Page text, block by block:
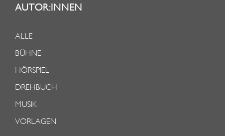
AUTOR:INNEN
ALLE
BÜHNE
HÖRSPIEL
DREHBUCH
MUSIK
VORLAGEN